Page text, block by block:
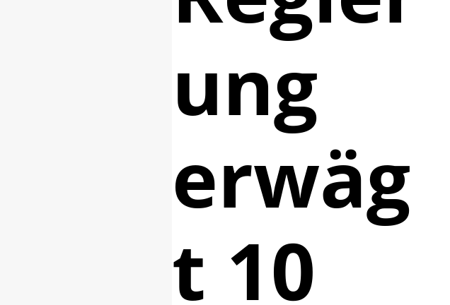
ung
erwäg
t 10